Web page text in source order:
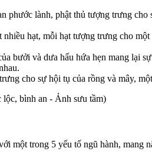
phước lành, phật thủ tượng trưng
hạt, mỗi hạt tượng trưng cho
bưởi và dưa hấu hứa hẹn mang lại
cho sự hội tụ của rồng và mây,
bình an - Ảnh sưu tầm)
trong 5 yếu tố ngũ hành, mang